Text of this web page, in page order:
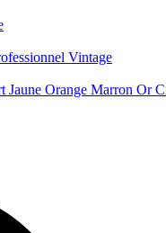
Vintage
Jaune Orange Marron Or